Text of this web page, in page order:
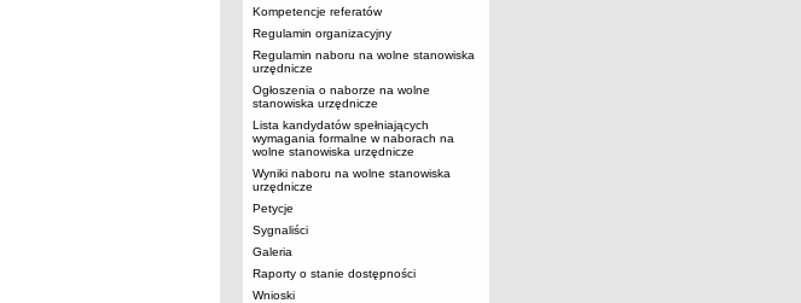
Kompetencje referatów
Regulamin organizacyjny
Regulamin naboru na wolne stanowiska
urzędnicze
Ogłoszenia o naborze na wolne
stanowiska urzędnicze
Lista kandydatów spełniających
wymagania formalne w naborach na
wolne stanowiska urzędnicze
Wyniki naboru na wolne stanowiska
urzędnicze
Petycje
Sygnaliści
Galeria
Raporty o stanie dostępności
Wnioski